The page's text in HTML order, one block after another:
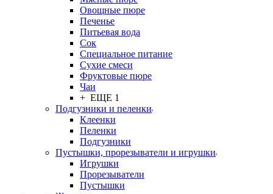
Овощные пюре
Печенье
Питьевая вода
Сок
Специальное питание
Сухие смеси
Фруктовые пюре
Чаи
+ ЕЩЕ 1
Подгузники и пеленки
Клеенки
Пеленки
Подгузники
Пустышки, прорезыватели и игрушки
Игрушки
Прорезыватели
Пустышки